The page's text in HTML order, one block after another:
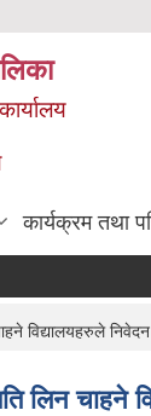
कार्यक्रम तथा
विद्यालयहरुले
लिन